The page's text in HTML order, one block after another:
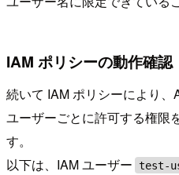
IAM ポリシーの動作確認
続いて IAM ポリシーにより
ユーザーごとに許可する権限
す。
以下は、IAM ユーザー test-